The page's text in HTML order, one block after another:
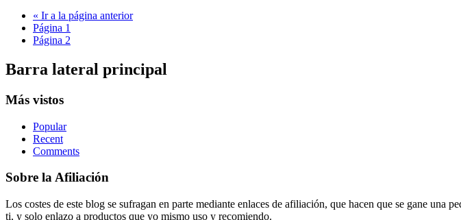
« Ir a la página anterior
Página 1
Página 2
Barra lateral principal
Más vistos
Popular
Recent
Comments
Sobre la Afiliación
Los costes de este blog se sufragan en parte mediante enlaces de afiliación, que hacen que se gane
ti, y solo enlazo a productos que yo mismo uso y recomiendo.